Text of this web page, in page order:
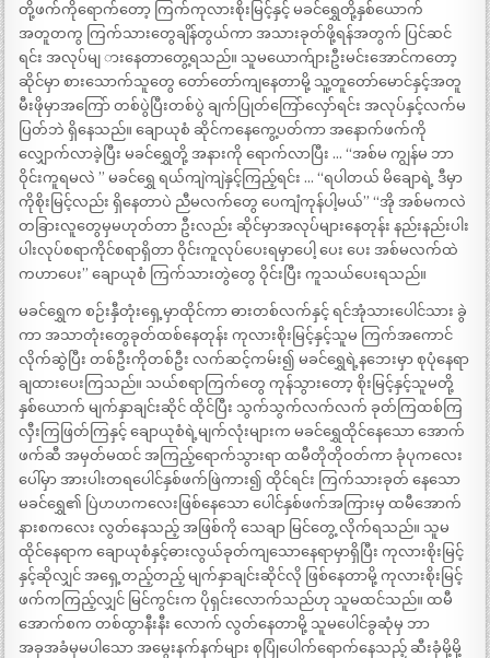
တို့ဖက်ကိုရောက်တော့ ကြက်ကုလားစိုးမြင့်နှင့် မခင်ရွှေတို့နှစ်ယောက်
အတူတကွ ကြက်သားတွေချိန်တွယ်ကာ အသားခုတ်ဖို့ရန်အတွက် ပြင်ဆင်
ရင်း အလုပ်မျ ားနေတာတွေ့ရသည်။ သူမယောက်ျားဦးမင်းအောင်ကတော့
ဆိုင်မှာ စားသောက်သူတွေ တော်တော်ကျနေတာမို့ သူ့တူတော်မောင်နှင့်အတူ
မီးဖိုမှာအကြော် တစ်ပွဲပြီးတစ်ပွဲ ချက်ပြုတ်ကြော်လှော်ရင်း အလုပ်နှင့်လက်မ
ပြတ်ဘဲ ရှိနေသည်။ ချောယုစံ ဆိုင်ကနေကွေ့ပတ်ကာ အနောက်ဖက်ကို
လျှောက်လာခဲ့ပြီး မခင်ရွှေတို့ အနားကို ရောက်လာပြီး … “အစ်မ ကျွန်မ ဘာ
ဝိုင်းကူရမလဲ ” မခင်ရွှေ ရယ်ကျဲကျဲနှင့်ကြည့်ရင်း … “ရပါတယ် မိချောရဲ့ ဒီမှာ
ကိုစိုးမြင့်လည်း ရှိနေတာပဲ ညီမလက်တွေ ပေကျံကုန်ပါ့မယ်” “အို အစ်မကလဲ
တခြားလူတွေမှမဟုတ်တာ ဦးလည်း ဆိုင်မှာအလုပ်များနေတုန်း နည်းနည်းပါး
ပါးလုပ်စရာကိုင်စရာရှိတာ ဝိုင်းကူလုပ်ပေးရမှာပေါ့ ပေး ပေး အစ်မလက်ထဲ
ကဟာပေး” ချောယုစံ ကြက်သားတွဲတွေ ဝိုင်းပြီး ကူသယ်ပေးရသည်။
မခင်ရွှေက စဉ်းနှီတုံးရှေ့မှာထိုင်ကာ ဓားတစ်လက်နှင့် ရင်အုံသားပေါင်သား ခွဲ
ကာ အသာတုံးတွေခုတ်ထစ်နေတုန်း ကုလားစိုးမြင့်နှင့်သူမ ကြက်အကောင်
လိုက်ဆွဲပြီး တစ်ဦးကိုတစ်ဦး လက်ဆင့်ကမ်း၍ မခင်ရွှေရဲ့နဘေးမှာ စုပုံနေရာ
ချထားပေးကြသည်။ သယ်စရာကြက်တွေ ကုန်သွားတော့ စိုးမြင့်နှင့်သူမတို့
နှစ်ယောက် မျက်နှာချင်းဆိုင် ထိုင်ပြီး သွက်သွက်လက်လက် ခုတ်ကြထစ်ကြ
လှီးကြဖြတ်ကြနှင့် ချောယုစံရဲ့မျက်လုံးများက မခင်ရွှေထိုင်နေသော အောက်
ဖက်ဆီ အမှတ်မထင် အကြည့်ရောက်သွားရာ ထမီတိုတိုဝတ်ကာ ခုံပုကလေး
ပေါ်မှာ အားပါးတရပေါင်နှစ်ဖက်ဖြဲကား၍ ထိုင်ရင်း ကြက်သားခုတ် နေသော
မခင်ရွှေ၏ ပြဲဟဟကလေးဖြစ်နေသော ပေါင်နှစ်ဖက်အကြားမှ ထမီအောက်
နားစကလေး လွတ်နေသည့် အဖြစ်ကို သေချာ မြင်တွေ့ လိုက်ရသည်။ သူမ
ထိုင်နေရာက ချောယုစံနှင့်ဓားလွယ်ခုတ်ကျသောနေရာမှာရှိပြီး ကုလားစိုးမြင့်
နှင့်ဆိုလျှင် အရှေ့တည့်တည့် မျက်နှာချင်းဆိုင်လို ဖြစ်နေတာမို့ ကုလားစိုးမြင့်
ဖက်ကကြည့်လျှင် မြင်ကွင်းက ပိုရှင်းလောက်သည်ဟု သူမထင်သည်။ ထမီ
အောက်စက တစ်ထွာနီးနီး လောက် လွတ်နေတာမို့ သူမပေါင်ခွဆုံမှ ဘာ
အခုအခံမှမပါသော အမွေးနက်နက်များ စုပြုံပေါက်ရောက်နေသည့် ဆီးခုံမို့မို့